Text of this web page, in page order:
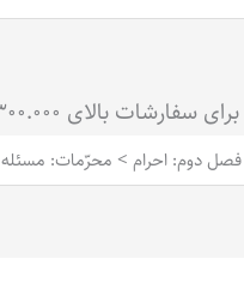
بالای ۳۰۰.۰۰۰ تومان
فصل دوم: احرام > محرّمات: مسئله 309